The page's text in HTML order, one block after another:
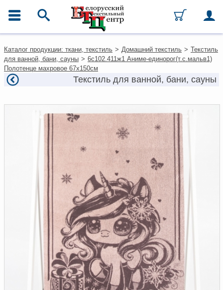
Каталог
Ткани
Домашний текстиль
Одежда
Текстиль для ресторанов и
гостиниц
Текстильная галантерея и
фурнитура
Условия работы
Оплата и доставка
Как оформить заказ
Как нас найти
Написать нам
Доверенность на
получение груза
Документы по работе с
персональными данными
Письмо руководителю
Вопросы и ответы
Новости | Статьи
Каталог продукции: ткани, текстиль > Домашний текстиль > Текстиль
для ванной, бани, сауны > 6с102.411ж1 Аниме-единорог(т.с.мальв1)
Полотенце махровое 67х150см
Текстиль для ванной, бани, сауны
Добавить